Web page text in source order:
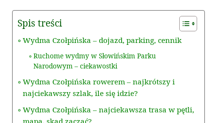
Spis treści
Wydma Czołpińska – dojazd, parking, cennik
Ruchome wydmy w Słowińskim Parku
Narodowym – ciekawostki
Wydma Czołpińska rowerem – najkrótszy i
najciekawszy szlak, ile się idzie?
Wydma Czołpińska – najciekawsza trasa w pętli,